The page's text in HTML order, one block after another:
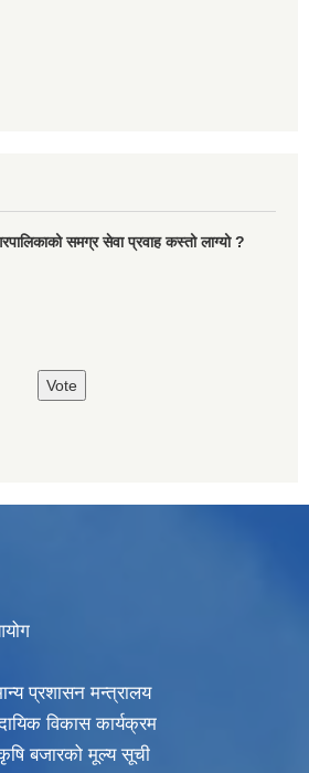
समग्र सेवा प्रवाह कस्तो लाग्यो ?
प्रशासन मन्त्रालय
विकास कार्यक्रम
बजारको मूल्य सूची